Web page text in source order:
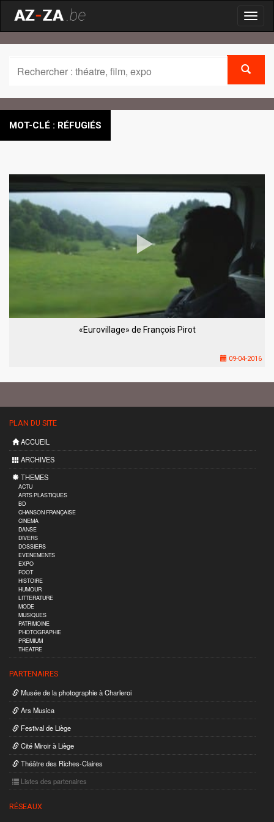
MOT-CLÉ : RÉFUGIÉS
«Eurovillage» de François Pirot
09-04-2016
PLAN DU SITE
ACCUEIL
ARCHIVES
THEMES
ACTU
ARTS PLASTIQUES
BD
CHANSON FRANÇAISE
CINEMA
DANSE
DIVERS
DOSSIERS
EVENEMENTS
EXPO
FOOT
HISTOIRE
HUMOUR
LITTERATURE
MODE
MUSIQUES
PATRIMOINE
PHOTOGRAPHIE
PREMIUM
THEATRE
PARTENAIRES
Musée de la photographie à Charleroi
Ars Musica
Festival de Liège
Cité Miroir à Liège
Théâtre des Riches-Claires
Listes des partenaires
RÉSEAUX